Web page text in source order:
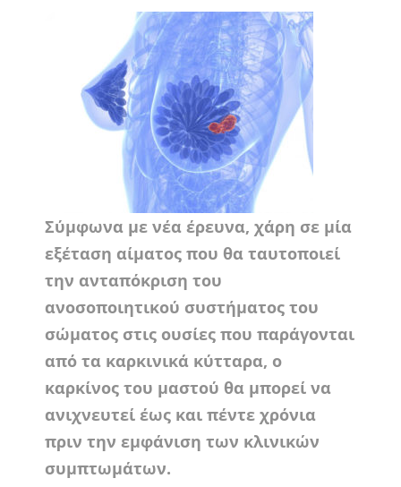
Σύμφωνα με νέα έρευνα, χάρη σε μία
εξέταση αίματος που θα ταυτοποιεί
την ανταπόκριση του
ανοσοποιητικού συστήματος του
σώματος στις ουσίες που παράγονται
από τα καρκινικά κύτταρα, ο
καρκίνος του μαστού θα μπορεί να
ανιχνευτεί έως και πέντε χρόνια
πριν την εμφάνιση των κλινικών
συμπτωμάτων.